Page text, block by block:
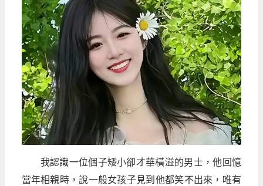
我認識一位個子矮小卻才華橫溢的男士，他回憶
當年相親時，說一般女孩子見到他都笑不出來，唯有